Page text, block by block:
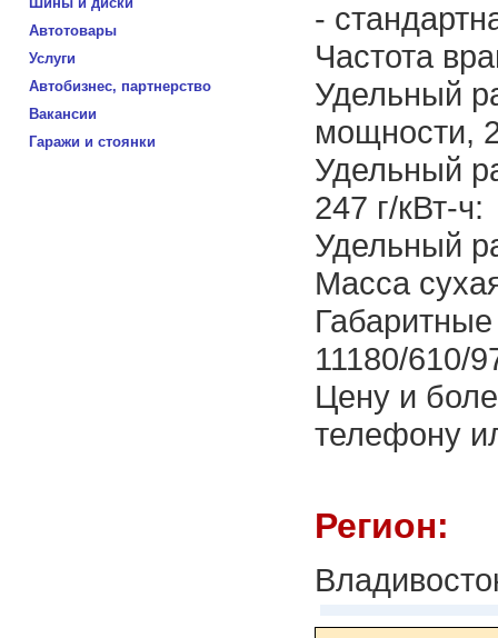
Автотовары
Услуги
Автобизнес, партнерство
Вакансии
Гаражи и стоянки
-
Частота
Удельный
мощности,
Удельный
247 г/кВт-ч:
Удельный
Масса
11180/610/
Цену и
телефону
Регион: